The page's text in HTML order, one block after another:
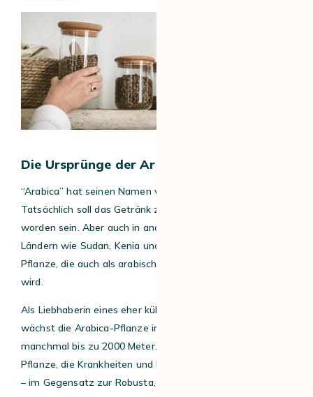
Die Ursprünge der Arabica Kaffeepflanze
“Arabica” hat seinen Namen von der arabischen Halbinsel.
Tatsächlich soll das Getränk zuerst im Jemen probiert
worden sein. Aber auch in anderen ostafrikanischen
Ländern wie Sudan, Kenia und Äthiopien findet man die
Pflanze, die auch als arabische Kaffeepflanze bezeichnet
wird.
Als Liebhaberin eines eher kühlen, aber nicht kalten Klimas
wächst die Arabica-Pflanze in der Regel in großen Höhen,
manchmal bis zu 2000 Meter. Sie ist eine empfindliche
Pflanze, die Krankheiten und Insekten nicht gut standhält
– im Gegensatz zur Robusta, wie wir später noch sehen